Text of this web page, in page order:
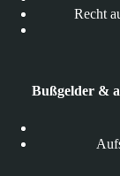
Recht
Bußgelder &